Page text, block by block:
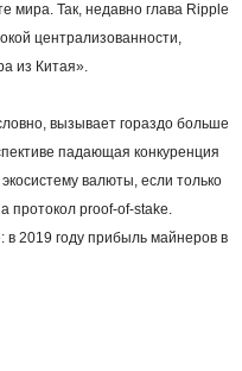
мира. Так, недавно глава Ripple
централизованности,
из Китая».
вызывает гораздо больше
падающая конкуренция
валюты, если только
протокол proof-of-stake.
2019 году прибыль майнеров в